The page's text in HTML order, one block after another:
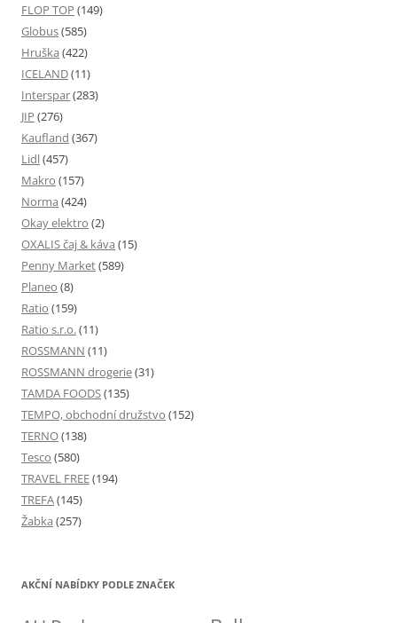
FLOP TOP (149)
Globus(585)
Hruška (422)
ICELAND(11)
Interspar(283)
JIP (276)
Kaufland (367)
Lidl(457)
Makro (157)
Norma (424)
Okay elektro (2)
OXALIS čaj & káva (15)
Penny Market(589)
Planeo (8)
Ratio (159)
Ratio s.r.o.(11)
ROSSMANN (11)
ROSSMANN drogerie(31)
TAMDA FOODS(135)
TEMPO, obchodní družstvo (152)
TERNO(138)
Tesco (580)
TRAVEL FREE(194)
TREFA(145)
Žabka (257)
AKČNÍ NABÍDKY PODLE ZNAČEK